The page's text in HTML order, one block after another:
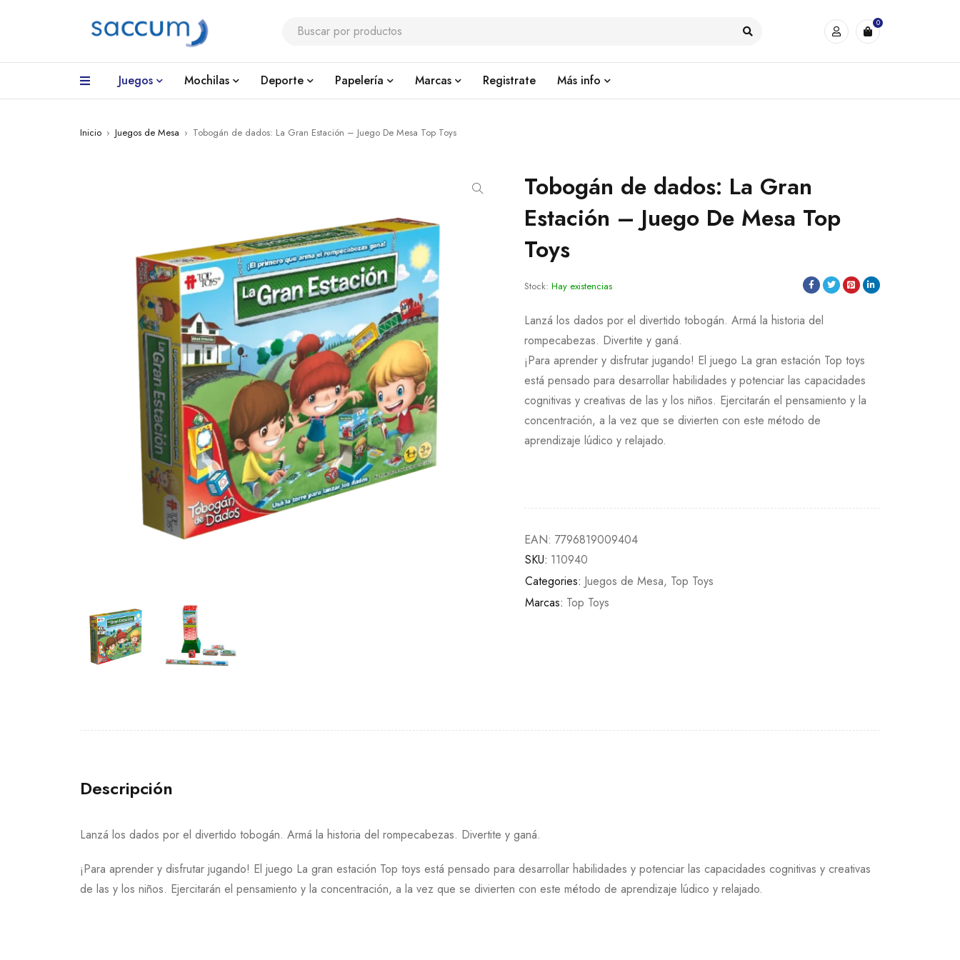
0
Juegos Mochilas Deporte Papelería Marcas Registrate Más info
Inicio › Juegos de Mesa › Tobogán de dados: La Gran Estación – Juego De Mesa Top Toys
Tobogán de dados: La Gran
Estación – Juego De Mesa Top
Toys
Stock: Hay existencias
Lanzá los dados por el divertido tobogán. Armá la historia del
rompecabezas. Divertite y ganá.
¡Para aprender y disfrutar jugando! El juego La gran estación Top toys
está pensado para desarrollar habilidades y potenciar las capacidades
cognitivas y creativas de las y los niños. Ejercitarán el pensamiento y la
concentración, a la vez que se divierten con este método de
aprendizaje lúdico y relajado.
EAN:7796819009404
SKU: 110940
Categories: Juegos de Mesa, Top Toys
Marcas: Top Toys
Descripción
Lanzá los dados por el divertido tobogán. Armá la historia del rompecabezas. Divertite y ganá.
¡Para aprender y disfrutar jugando! El juego La gran estación Top toys está pensado para desarrollar habilidades y potenciar las capacidades cognitivas y creativas
de las y los niños. Ejercitarán el pensamiento y la concentración, a la vez que se divierten con este método de aprendizaje lúdico y relajado.